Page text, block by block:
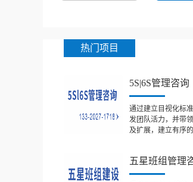
热门项目
5S|6S管理咨询
通过建立目视化标
发团队活力，并带
及扩展，建立有序
五星班组管理